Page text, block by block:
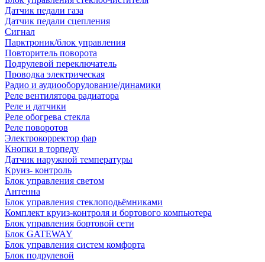
Датчик педали газа
Датчик педали сцепления
Сигнал
Парктроник/блок управления
Повторитель поворота
Подрулевой переключатель
Проводка электрическая
Радио и аудиооборудование/динамики
Реле вентилятора радиатора
Реле и датчики
Реле обогрева стекла
Реле поворотов
Электрокорректор фар
Кнопки в торпеду
Датчик наружной температуры
Круиз- контроль
Блок управления светом
Антенна
Блок управления стеклоподьёмниками
Комплект круиз-контроля и бортового компьютера
Блок управления бортовой сети
Блок GATEWAY
Блок управления систем комфорта
Блок подрулевой